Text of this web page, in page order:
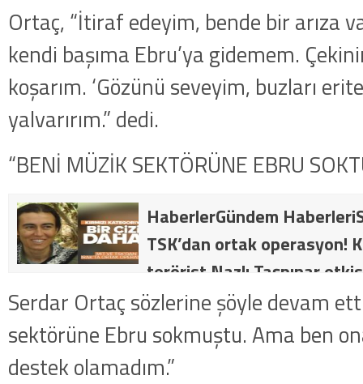
Ortaç, “İtiraf edeyim, bende bir arıza
kendi başıma Ebru’ya gidemem.
koşarım. ‘Gözünü seveyim, buzları
yalvarırım.” dedi.
“BENİ MÜZİK SEKTÖRÜNE EBRU
HaberlerGündem
TSK’dan ortak operasyon!
terörist Nazlı Taşpınar
dakika: MİT ve TSK’dan
kategorideki terörist Nazlı
getirildi .
Serdar Ortaç sözlerine şöyle devam
sektörüne Ebru sokmuştu. Ama ben
destek olamadım.”